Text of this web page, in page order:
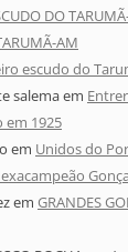
DO
AM
escudo do
salemaem
em 1925
em Unidos do
em GRANDES